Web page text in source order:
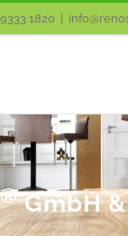
1820
®GmbH